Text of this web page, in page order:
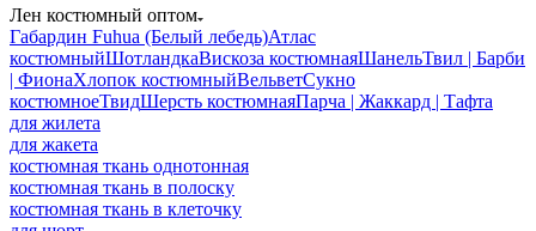
Лен костюмный оптом
Габардин Fuhua (Белый лебедь)Атлас
костюмныйШотландкаВискоза костюмнаяШанельТвил | Барби
| ФионаХлопок костюмныйВельветСукно
костюмноеТвидШерсть костюмнаяПарча | Жаккард | Тафта
для жилета
для жакета
костюмная ткань однотонная
костюмная ткань в полоску
костюмная ткань в клеточку